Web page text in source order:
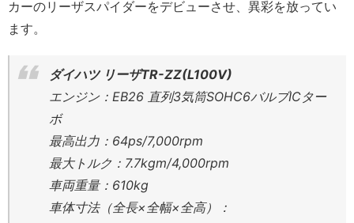
カーのリーザスパイダーをデビューさせ、異彩を放ってい
ます。
ダイハツ リーザTR-ZZ(L100V)
エンジン：EB26 直列3気筒SOHC6バルブICター
ボ
最高出力：64ps/7,000rpm
最大トルク：7.7kgm/4,000rpm
車両重量：610kg
車体寸法（全長×全幅×全高）：